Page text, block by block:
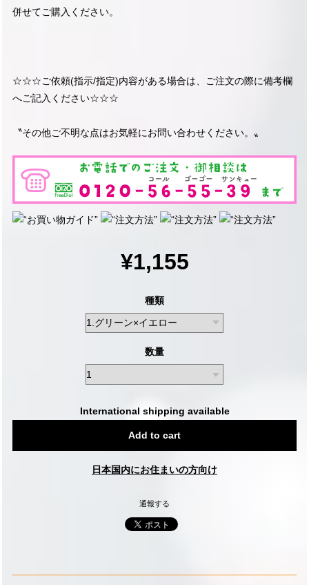
併せてご購入ください。
☆☆☆ご依頼(指示/指定)内容がある場合は、ご注文の際に備考欄
へご記入ください☆☆☆
〝その他ご不明な点はお気軽にお問い合わせください。〟
¥1,155
種類
数量
International shipping available
Add to cart
日本国内にお住まいの方向け
通報する